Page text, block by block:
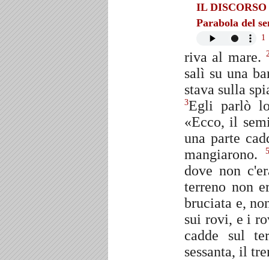
IL
Parabola del
1
riva al mare.
salì su una
stava sulla
3Egli parlò
«Ecco, il
una parte
mangiarono.
dove non
terreno non
bruciata e,
sui rovi, e i
cadde sul
sessanta, il